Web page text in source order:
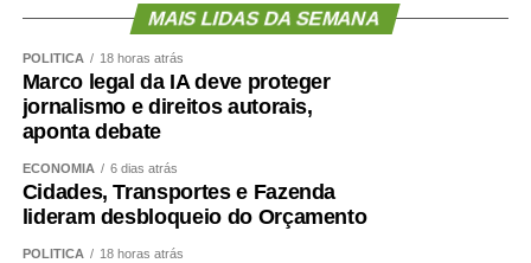
MAIS LIDAS DA SEMANA
POLÍTICA 18 horas atrás
Marco legal da IA deve proteger
jornalismo e direitos autorais,
aponta debate
ECONOMIA 6 dias atrás
Cidades, Transportes e Fazenda
lideram desbloqueio do Orçamento
POLÍTICA 18 horas atrás